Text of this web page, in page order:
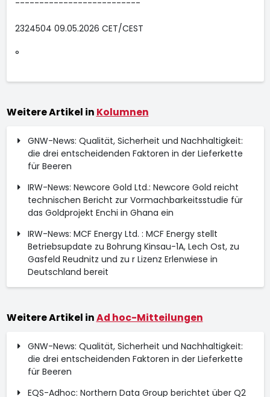
--------------------------
2324504 09.05.2026 CET/CEST
°
Weitere Artikel in Kolumnen
GNW-News: Qualität, Sicherheit und Nachhaltigkeit:
die drei entscheidenden Faktoren in der Lieferkette
für Beeren
IRW-News: Newcore Gold Ltd.: Newcore Gold reicht
technischen Bericht zur Vormachbarkeitsstudie für
das Goldprojekt Enchi in Ghana ein
IRW-News: MCF Energy Ltd. : MCF Energy stellt
Betriebsupdate zu Bohrung Kinsau-1A, Lech Ost, zu
Gasfeld Reudnitz und zu r Lizenz Erlenwiese in
Deutschland bereit
Weitere Artikel inAd hoc-Mitteilungen
GNW-News: Qualität, Sicherheit und Nachhaltigkeit:
die drei entscheidenden Faktoren in der Lieferkette
für Beeren
EQS-Adhoc: Northern Data Group berichtet über Q2